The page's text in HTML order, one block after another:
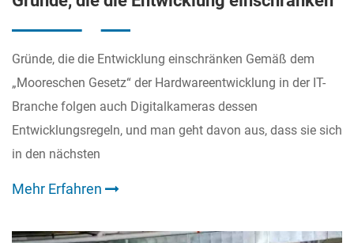
Gründe, die die Entwicklung einschränken Gemäß dem
„Mooreschen Gesetz“ der Hardwareentwicklung in der IT-
Branche folgen auch Digitalkameras dessen
Entwicklungsregeln, und man geht davon aus, dass sie sich
in den nächsten
Mehr Erfahren